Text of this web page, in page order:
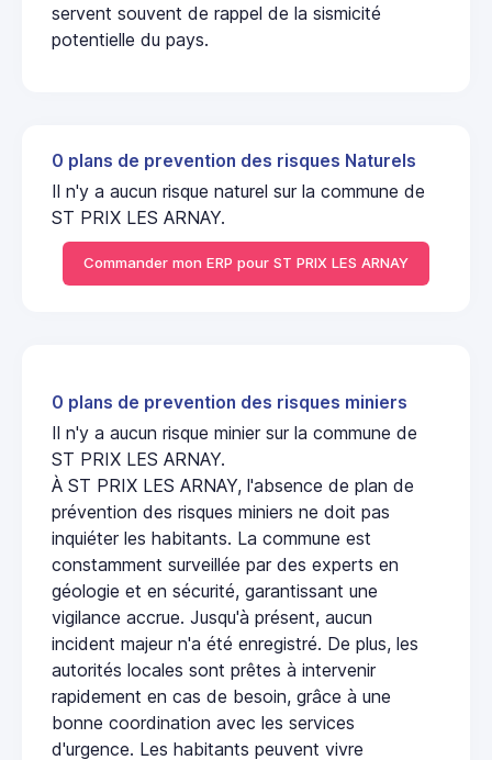
servent souvent de rappel de la sismicité
potentielle du pays.
0 plans de prevention des risques Naturels
Il n'y a aucun risque naturel sur la commune de
ST PRIX LES ARNAY.
Commander mon ERP pour ST PRIX LES ARNAY
0 plans de prevention des risques miniers
Il n'y a aucun risque minier sur la commune de
ST PRIX LES ARNAY.
À ST PRIX LES ARNAY, l'absence de plan de
prévention des risques miniers ne doit pas
inquiéter les habitants. La commune est
constamment surveillée par des experts en
géologie et en sécurité, garantissant une
vigilance accrue. Jusqu'à présent, aucun
incident majeur n'a été enregistré. De plus, les
autorités locales sont prêtes à intervenir
rapidement en cas de besoin, grâce à une
bonne coordination avec les services
d'urgence. Les habitants peuvent vivre